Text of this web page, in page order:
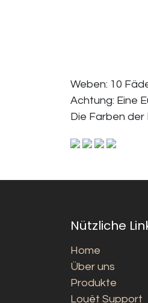
Weben: 10
Achtung: Eine
Die Farben der
Nützliche
Home
Über uns
Produkte
Louët Support